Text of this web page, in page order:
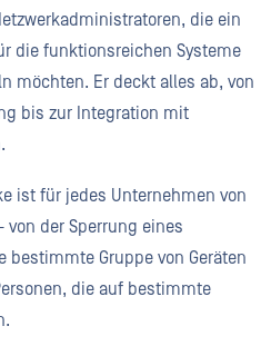
die ein
die funktionsreichen Systeme
möchten. Er deckt alles ab, von
bis zur Integration mit
ist für jedes Unternehmen von
der Sperrung eines
bestimmte Gruppe von Geräten
die auf bestimmte